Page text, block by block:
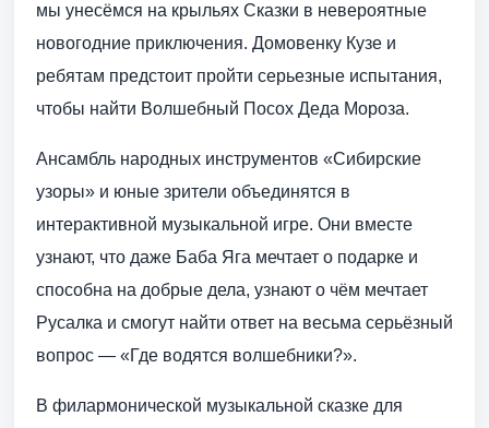
мы унесёмся на крыльях Сказки в невероятные
новогодние приключения. Домовенку Кузе и
ребятам предстоит пройти серьезные испытания,
чтобы найти Волшебный Посох Деда Мороза.
Ансамбль народных инструментов «Сибирские
узоры» и юные зрители объединятся в
интерактивной музыкальной игре. Они вместе
узнают, что даже Баба Яга мечтает о подарке и
способна на добрые дела, узнают о чём мечтает
Русалка и смогут найти ответ на весьма серьёзный
вопрос — «Где водятся волшебники?».
В филармонической музыкальной сказке для